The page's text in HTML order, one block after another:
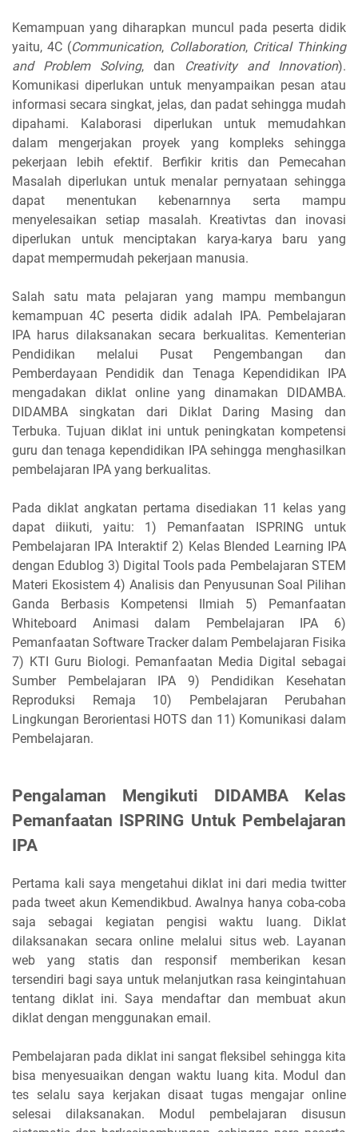
Kemampuan yang diharapkan muncul pada peserta didik
yaitu, 4C (Communication, Collaboration, Critical Thinking
and Problem Solving, dan Creativity and Innovation).
Komunikasi diperlukan untuk menyampaikan pesan atau
informasi secara singkat, jelas, dan padat sehingga mudah
dipahami. Kalaborasi diperlukan untuk memudahkan
dalam mengerjakan proyek yang kompleks sehingga
pekerjaan lebih efektif. Berfikir kritis dan Pemecahan
Masalah diperlukan untuk menalar pernyataan sehingga
dapat menentukan kebenarnnya serta mampu
menyelesaikan setiap masalah. Kreativtas dan inovasi
diperlukan untuk menciptakan karya-karya baru yang
dapat mempermudah pekerjaan manusia.
Salah satu mata pelajaran yang mampu membangun
kemampuan 4C peserta didik adalah IPA. Pembelajaran
IPA harus dilaksanakan secara berkualitas. Kementerian
Pendidikan melalui Pusat Pengembangan dan
Pemberdayaan Pendidik dan Tenaga Kependidikan IPA
mengadakan diklat online yang dinamakan DIDAMBA.
DIDAMBA singkatan dari Diklat Daring Masing dan
Terbuka. Tujuan diklat ini untuk peningkatan kompetensi
guru dan tenaga kependidikan IPA sehingga menghasilkan
pembelajaran IPA yang berkualitas.
Pada diklat angkatan pertama disediakan 11 kelas yang
dapat diikuti, yaitu: 1) Pemanfaatan ISPRING untuk
Pembelajaran IPA Interaktif 2) Kelas Blended Learning IPA
dengan Edublog 3) Digital Tools pada Pembelajaran STEM
Materi Ekosistem 4) Analisis dan Penyusunan Soal Pilihan
Ganda Berbasis Kompetensi Ilmiah 5) Pemanfaatan
Whiteboard Animasi dalam Pembelajaran IPA 6)
Pemanfaatan Software Tracker dalam Pembelajaran Fisika
7) KTI Guru Biologi. Pemanfaatan Media Digital sebagai
Sumber Pembelajaran IPA 9) Pendidikan Kesehatan
Reproduksi Remaja 10) Pembelajaran Perubahan
Lingkungan Berorientasi HOTS dan 11) Komunikasi dalam
Pembelajaran.
Pengalaman Mengikuti DIDAMBA Kelas
Pemanfaatan ISPRING Untuk Pembelajaran
IPA
Pertama kali saya mengetahui diklat ini dari media twitter
pada tweet akun Kemendikbud. Awalnya hanya coba-coba
saja sebagai kegiatan pengisi waktu luang. Diklat
dilaksanakan secara online melalui situs web. Layanan
web yang statis dan responsif memberikan kesan
tersendiri bagi saya untuk melanjutkan rasa keingintahuan
tentang diklat ini. Saya mendaftar dan membuat akun
diklat dengan menggunakan email.
Pembelajaran pada diklat ini sangat fleksibel sehingga kita
bisa menyesuaikan dengan waktu luang kita. Modul dan
tes selalu saya kerjakan disaat tugas mengajar online
selesai dilaksanakan. Modul pembelajaran disusun